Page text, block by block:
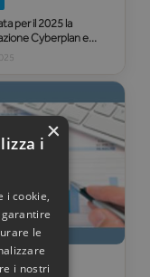
per il 2025 la
Cyberplan e
×
i
i cookie,
le
i nostri